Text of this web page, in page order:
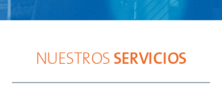
NUESTROS SERVICIOS